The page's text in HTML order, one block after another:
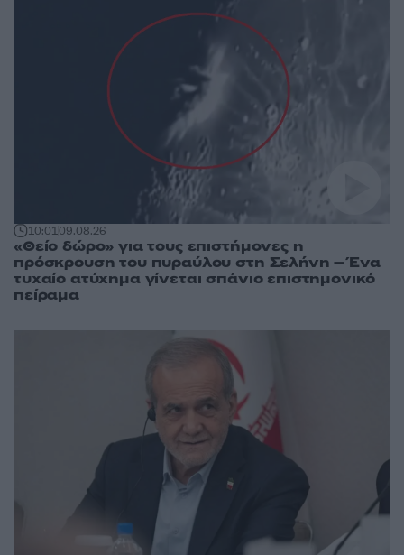
10:0109.08.26
«Θείο δώρο» για τους επιστήμονες η
πρόσκρουση του πυραύλου στη Σελήνη – Ένα
τυχαίο ατύχημα γίνεται σπάνιο επιστημονικό
πείραμα